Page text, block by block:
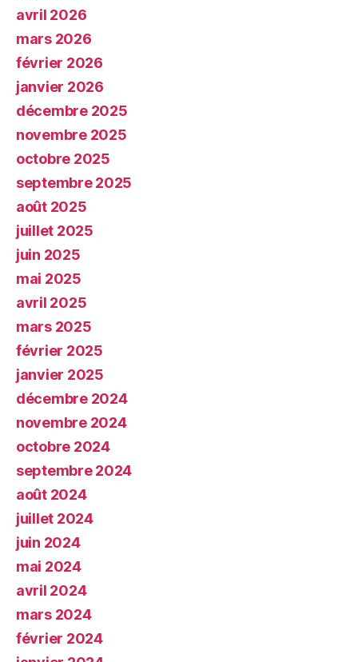
avril 2026
mars 2026
février 2026
janvier 2026
décembre 2025
novembre 2025
octobre 2025
septembre 2025
août 2025
juillet 2025
juin 2025
mai 2025
avril 2025
mars 2025
février 2025
janvier 2025
décembre 2024
novembre 2024
octobre 2024
septembre 2024
août 2024
juillet 2024
juin 2024
mai 2024
avril 2024
mars 2024
février 2024